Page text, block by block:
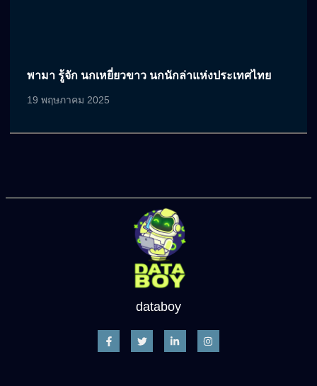
พามา รู้จัก นกเหยี่ยวขาว นกนักล่าแห่งประเทศไทย
19 พฤษภาคม 2025
databoy